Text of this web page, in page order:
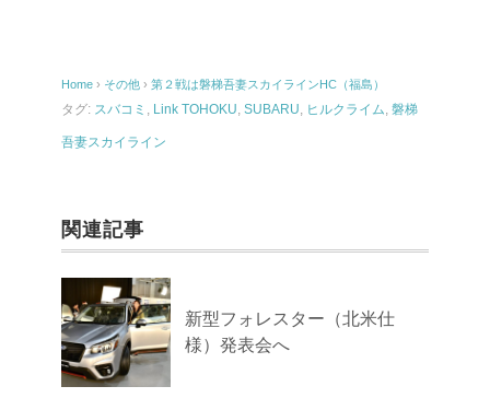
Home › その他 › 第２戦は磐梯吾妻スカイラインHC（福島）
タグ: スバコミ , Link TOHOKU, SUBARU, ヒルクライム, 磐梯
吾妻スカイライン
関連記事
新型フォレスター（北米仕
様）発表会へ